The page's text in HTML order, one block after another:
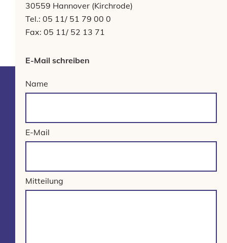
30559 Hannover (Kirchrode)
Tel.: 05 11/ 51 79 00 0
Fax: 05 11/ 52 13 71
E-Mail schreiben
Name
E-Mail
Mitteilung